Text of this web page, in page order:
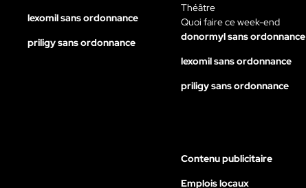
lexomil sans ordonnance
priligy sans ordonnance
Théâtre
Quoi faire ce week-end
donormyl sans ordonnance
lexomil sans ordonnance
priligy sans ordonnance
Contenu publicitaire
Emplois locaux